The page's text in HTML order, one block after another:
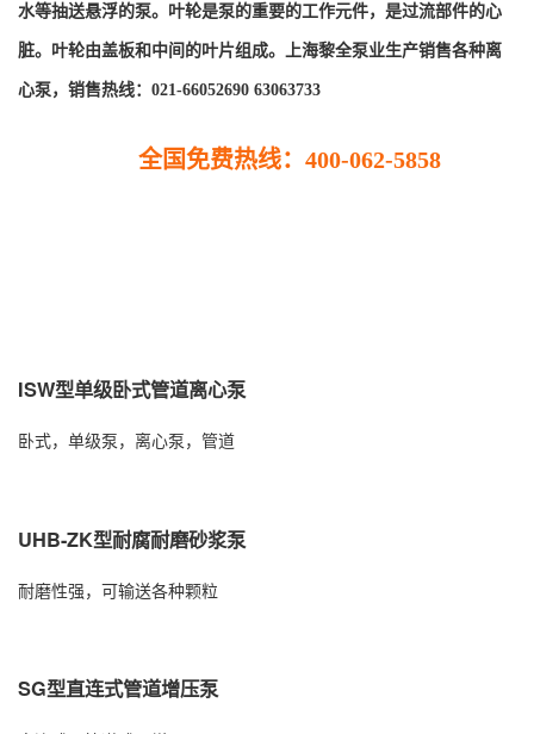
水等抽送悬浮的泵。叶轮是泵的重要的工作元件，是过流部件的心
脏。叶轮由盖板和中间的叶片组成。上海黎全泵业生产销售各种离
心泵 ，销售热线：021-66052690 63063733
全国免费热线：400-062-5858
ISW型单级卧式管道离心泵
卧式，单级泵，离心泵，管道
UHB-ZK型耐腐耐磨砂浆泵
耐磨性强，可输送各种颗粒
SG型直连式管道增压泵